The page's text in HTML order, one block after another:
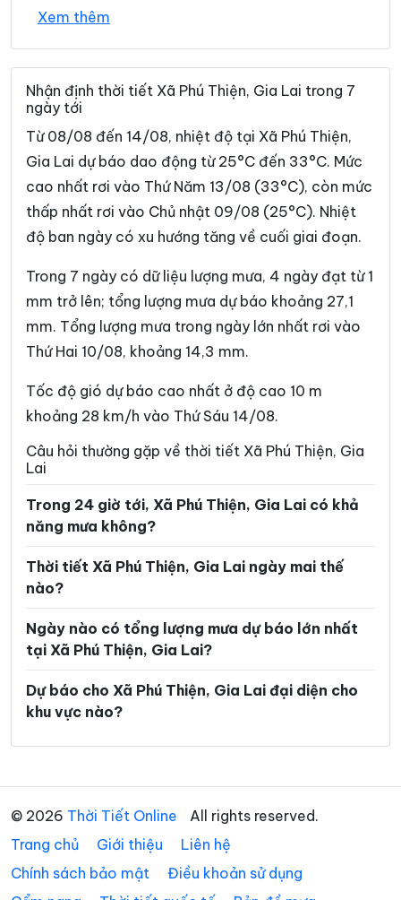
Phường Quy Nhơn Tây
Xã Al Bá Xã Ân Hảo
Xã An Hòa Xã An Lương
Xã An Nhơn Tây
Xã Ân Tường Xã An Vinh
Xã Ayun Xã Bàu Cạn
Xã Biển Hồ Xã Bình Dương
Xã Bờ Ngoong Xã Canh Liên
Xã Canh Vinh Xã Cát Tiến
Xã Chơ Long
Xã Chư Krey Xã Chư Păh
Xã Chư Sê
Xã Đak Đoa Xã Đak Pơ
Xã Đak Rong
Xã Đăk Song Xã Đề Gi
Xã Đức Cơ Xã Gào
Xã Hòa Hội
Xã Ia Băng
Xã Ia Chia Xã Ia Dơk
Xã Ia Dom Xã Ia Dreh
Xã Ia Grai Xã Ia Hiao
Xã Ia Hrú Xã Ia Hrung
Xem thêm
Nhận định thời tiết Xã Phú Thiện, Gia Lai trong 7
ngày tới
Từ 08/08 đến 14/08, nhiệt độ tại Xã Phú Thiện,
Gia Lai dự báo dao động từ 25°C đến 33°C. Mức
cao nhất rơi vào Thứ Năm 13/08 (33°C), còn mức
thấp nhất rơi vào Chủ nhật 09/08 (25°C). Nhiệt
độ ban ngày có xu hướng tăng về cuối giai đoạn.
Trong 7 ngày có dữ liệu lượng mưa, 4 ngày đạt từ 1
mm trở lên; tổng lượng mưa dự báo khoảng 27,1
mm. Tổng lượng mưa trong ngày lớn nhất rơi vào
Thứ Hai 10/08, khoảng 14,3 mm.
Tốc độ gió dự báo cao nhất ở độ cao 10 m
khoảng 28 km/h vào Thứ Sáu 14/08.
Câu hỏi thường gặp về thời tiết Xã Phú Thiện, Gia
Lai
Trong 24 giờ tới, Xã Phú Thiện, Gia Lai có khả
năng mưa không?
Thời tiết Xã Phú Thiện, Gia Lai ngày mai thế
nào?
Ngày nào có tổng lượng mưa dự báo lớn nhất
tại Xã Phú Thiện, Gia Lai?
Dự báo cho Xã Phú Thiện, Gia Lai đại diện cho
khu vực nào?
© 2026 Thời Tiết Online
All rights reserved.
Trang chủ
Giới thiệu
Liên hệ
Chính sách bảo mật
Điều khoản sử dụng